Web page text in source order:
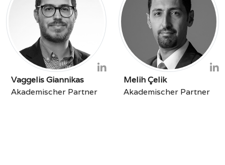
Vaggelis Giannikas
Akademischer Partner
Melih Çelik
Akademischer Partner